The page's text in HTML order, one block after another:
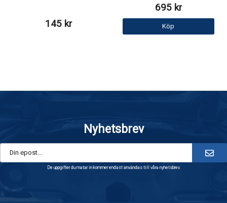
145 kr
695 kr
Köp
Nyhetsbrev
De uppgifter du matar in kommer endast användas till våra nyhetsbrev.